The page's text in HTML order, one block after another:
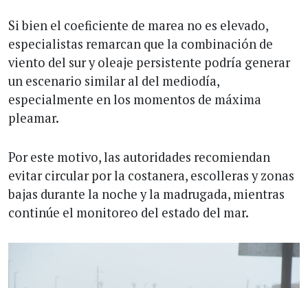
Si bien el coeficiente de marea no es elevado,
especialistas remarcan que la combinación de
viento del sur y oleaje persistente podría generar
un escenario similar al del mediodía,
especialmente en los momentos de máxima
pleamar.
Por este motivo, las autoridades recomiendan
evitar circular por la costanera, escolleras y zonas
bajas durante la noche y la madrugada, mientras
continúe el monitoreo del estado del mar.